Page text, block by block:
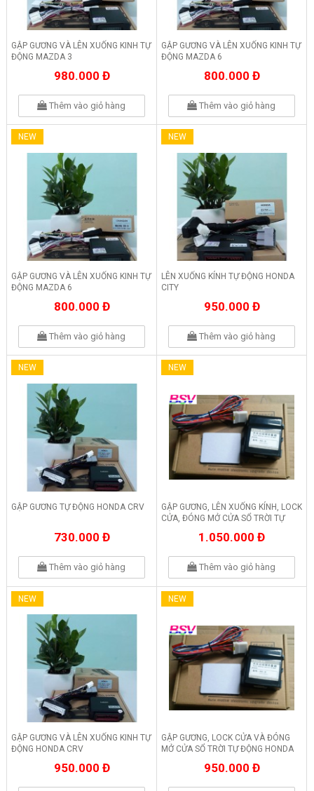
GẬP GƯƠNG VÀ LÊN XUỐNG KINH TỰ
ĐỘNG MAZDA 3
980.000 Đ
Thêm vào giỏ hàng
GẬP GƯƠNG VÀ LÊN XUỐNG KINH TỰ
ĐỘNG MAZDA 6
800.000 Đ
Thêm vào giỏ hàng
NEW
GẬP GƯƠNG VÀ LÊN XUỐNG KINH TỰ
ĐỘNG MAZDA 6
800.000 Đ
Thêm vào giỏ hàng
NEW
LÊN XUỐNG KÍNH TỰ ĐỘNG HONDA
CITY
950.000 Đ
Thêm vào giỏ hàng
NEW
GẬP GƯƠNG TỰ ĐỘNG HONDA CRV
730.000 Đ
Thêm vào giỏ hàng
NEW
GẬP GƯƠNG, LÊN XUỐNG KÍNH, LOCK
CỬA, ĐÓNG MỞ CỬA SỔ TRỜI TỰ
1.050.000 Đ
Thêm vào giỏ hàng
NEW
GẬP GƯƠNG VÀ LÊN XUỐNG KINH TỰ
ĐỘNG HONDA CRV
950.000 Đ
NEW
GẬP GƯƠNG, LOCK CỬA VÀ ĐÓNG
MỞ CỬA SỔ TRỜI TỰ ĐỘNG HONDA
950.000 Đ